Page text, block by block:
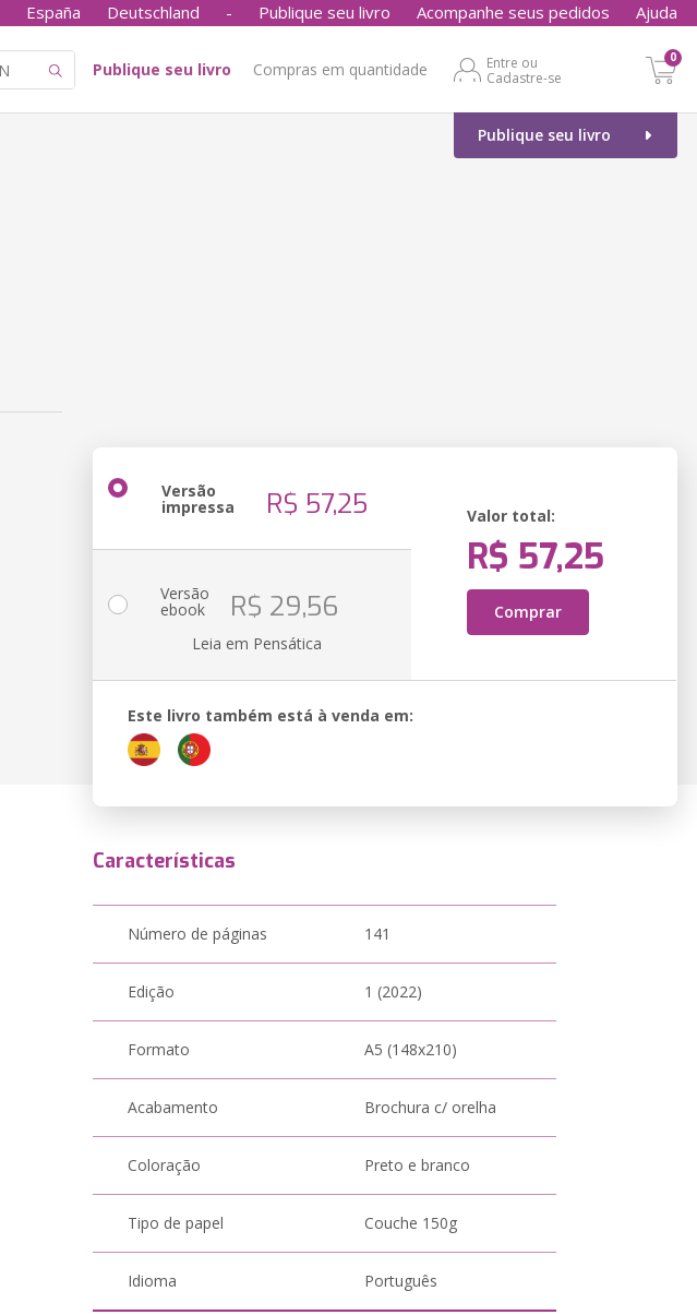
España Deutschland - Publique seu livro Acompanhe seus pedidos Ajuda
Publique seu livro Compras em quantidade
Entre ou
Cadastre-se
0
Publique seu livro
Versão
impressa R$ 57,25 Valor total:
R$ 57,25
Comprar
Versão
ebook R$ 29,56
Leia em Pensática
Este livro também está à venda em:
Características
Número de páginas 141
Edição 1 (2022)
Formato A5 (148x210)
Acabamento Brochura c/ orelha
Coloração Preto e branco
Tipo de papel Couche 150g
Idioma Português